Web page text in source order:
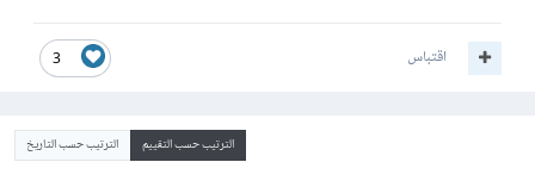
3 اقتباس
الترتيب حسب التقييم الترتيب حسب التاريخ